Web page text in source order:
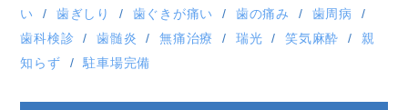
い
歯ぎしり 歯ぐきが痛い 歯の痛み
歯周病
歯科検診
歯髄炎 無痛治療 瑞光 笑気麻酔
親
知らず
駐車場完備